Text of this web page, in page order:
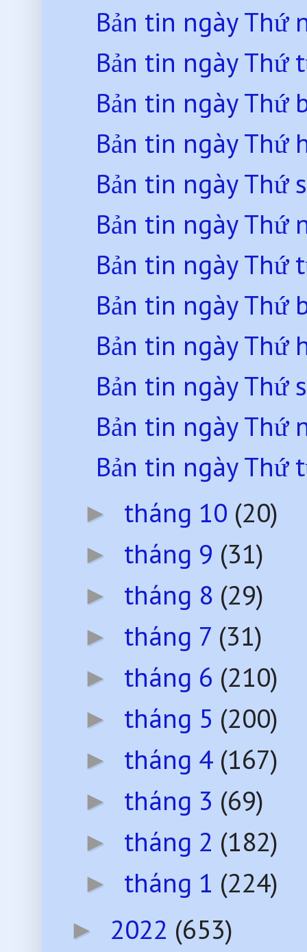
Bản tin ngày Thứ
Bản tin ngày Thứ
Bản tin ngày Thứ
Bản tin ngày Thứ
Bản tin ngày Thứ
Bản tin ngày Thứ
Bản tin ngày Thứ
Bản tin ngày Thứ
Bản tin ngày Thứ
Bản tin ngày Thứ
Bản tin ngày Thứ
Bản tin ngày Thứ
► tháng 10 (20)
► tháng 9 (31)
► tháng 8 (29)
► tháng 7 (31)
► tháng 6 (210)
► tháng 5 (200)
► tháng 4 (167)
► tháng 3 (69)
► tháng 2 (182)
► tháng 1 (224)
► 2022 (653)